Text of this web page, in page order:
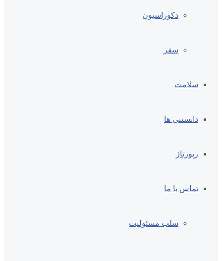
دکوراسیون
سفر
سلامت
دانستنی ها
رپورتاژ
تماس با ما
سلب مسئولیت